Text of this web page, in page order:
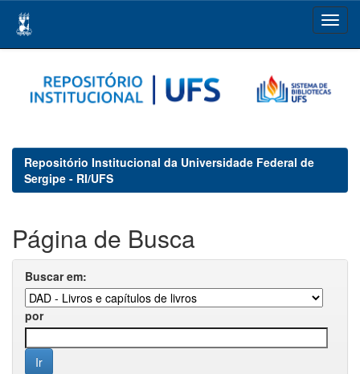
navigation
Repositório Institucional da Universidade Federal de
Sergipe - RI/UFS
Página de Busca
Buscar em:
por